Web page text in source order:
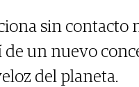
sin contacto
un nuevo
del planeta.